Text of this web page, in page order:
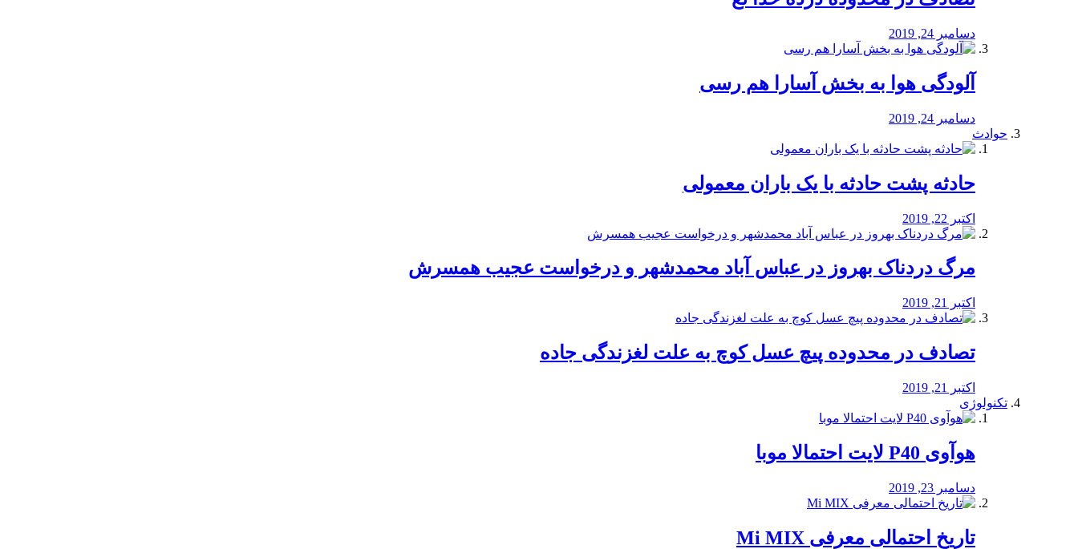
دسامبر 24, 2019
آلودگی هوا به بخش آسارا هم رسی
دسامبر 24, 2019
حوادث
️حادثه پشت حادثه با یک باران معمولی
اکتبر 22, 2019
مرگ دردناک بهروز در عباس آباد محمدشهر و درخواست عجیب همسرش
اکتبر 21, 2019
تصادف در محدوده پیچ عسل کوچ به علت لغزندگی جاده
اکتبر 21, 2019
تکنولوژی
هوآوی P40 لایت احتمالا موبا
دسامبر 23, 2019
تاریخ احتمالی معرفی Mi MIX